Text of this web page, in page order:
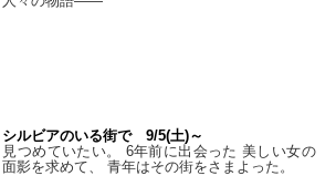
シルビアのいる街で 9/5(土)～
見つめていたい。 6年前に出会った 美しい女の
面影を求めて、 青年はその街をさまよった。